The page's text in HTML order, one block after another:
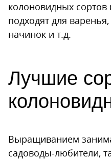
колоновидных
подходят для
начинок и т.д.
Лучшие
Выращиванием
садоводы-любители,